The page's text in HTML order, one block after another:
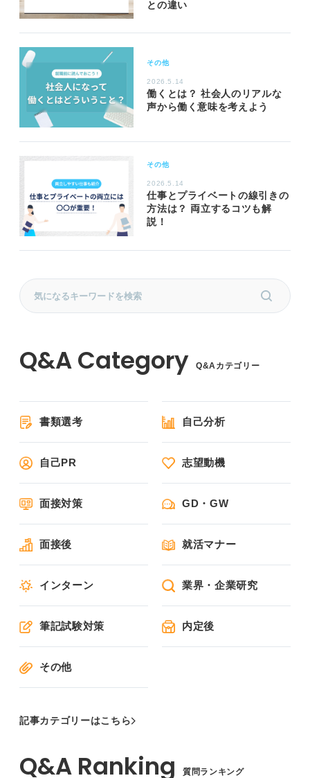
との違い
その他
2026.5.14
働くとは？ 社会人のリアルな
声から働く意味を考えよう
その他
2026.5.14
仕事とプライベートの線引きの
方法は？ 両立するコツも解
説！
Q&Aカテゴリー
書類選考 自己分析
自己PR 志望動機
面接対策 GD・GW
面接後 就活マナー
インターン 業界・企業研究
筆記試験対策 内定後
その他
記事カテゴリーはこちら
質問ランキング